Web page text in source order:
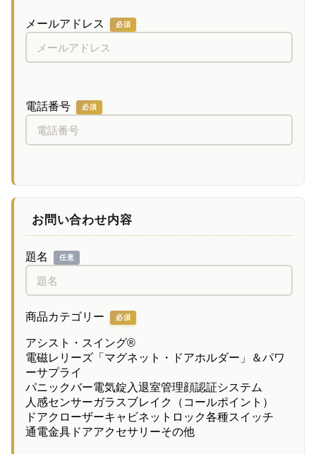
メールアドレス 必須
電話番号 必須
お問い合わせ内容
題名 任意
商品カテゴリー 必須
アシスト・スイング®
電磁レリーズ「マグネット・ドアホルダー」＆パワ
ーサプライ
パニックバー電気錠入退室管理顔認証システム
人感センサーガラスブレイク（コールポイント）
ドアクローザーキャビネットロック各種スイッチ
通電金具 ドアアクセサリーその他